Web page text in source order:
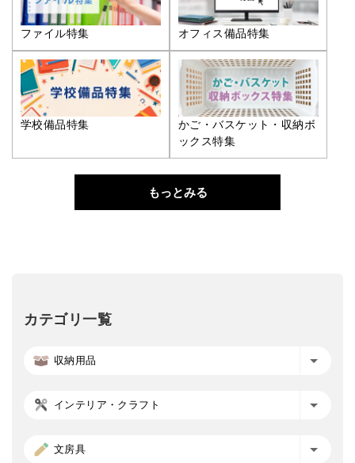
ファイル特集 オフィス備品特集
学校備品特集
かご・バスケット・収納ボ
ックス特集
もっとみる
カテゴリ一覧
収納用品
インテリア・クラフト
文房具